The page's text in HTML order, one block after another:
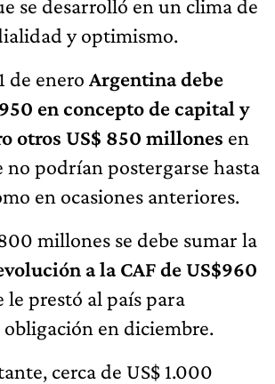
se desarrolló en un clima de
y optimismo.
de enero Argentina debe
en concepto de capital y
otros US$ 850 millones en
no podrían postergarse hasta
en ocasiones anteriores.
millones se debe sumar la
a la CAF de US$960
le prestó al país para
en diciembre.
cerca de US$ 1.000